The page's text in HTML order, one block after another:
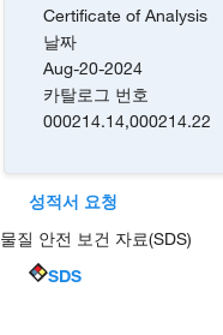
Certificate of Analysis
날짜
Aug-20-2024
카탈로그 번호
000214.14,000214.22
성적서 요청
물질 안전 보건 자료(SDS)
SDS